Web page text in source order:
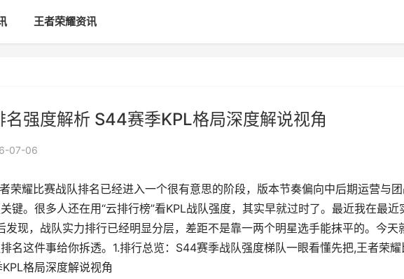
王者荣耀资讯
强度解析 S44赛季KPL格局深度解说视角
07-06
荣耀比赛战队排名已经进入一个很有意思的阶段，版本节奏偏向中后期运营与
键。很多人还在用“云排行榜”看KPL战队强度，其实早就过时了。最近我在最近
发现，战队实力排行已经明显分层，差距不是靠一两个明星选手能抹平的。今天
名这件事给你拆透。1.排行总览：S44赛季战队强度梯队一眼看懂先把,王者荣耀
格局深度解说视角